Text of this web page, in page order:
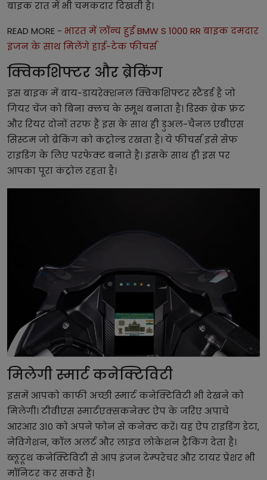
बाइक रात में भी चमकदार दिखती है।
READ MORE - भारत में लॉन्च हुई BMW S 1000 RR बाइक दमदार
इंजन के साथ मिलेंगे हाई-टेक फीचर्स
क्विकशिफ्टर और ब्रेकिंग
इस बाइक में बाय-डायरेक्शनल क्विकशिफ्टर स्टैंडर्ड है जो
गियर चेंज को बिना क्लच के स्मूथ बनाता है। डिस्क ब्रेक फ्रंट
और रियर दोनों तरफ हैं इस के साथ ही डुअल-चैनल एबीएस
सिस्टम जो ब्रेकिंग को कंट्रोल्ड रखता है। ये फीचर्स इसे सेफ
राइडिंग के लिए परफेक्ट बनाते है। इसके साथ ही इस पर
आपका पूरा कंट्रोल रहता है।
मिलेगी स्मार्ट कनेक्टिविटी
इसमें आपको काफी अच्छी स्मार्ट कनेक्टिविटी भी देखने को
मिलेगी। टीवीएस स्मार्टएक्सकनेक्ट ऐप के जरिए अपाचे
आरआर 310 को अपने फोन से कनेक्ट करें। यह ऐप राइडिंग डेटा,
नेविगेशन, कॉल अलर्ट और लाइव लोकेशन ट्रैकिंग देता है।
ब्लूटूथ कनेक्टिविटी से आप इंजन टेम्परेचर और टायर प्रेशर भी
मॉनिटर कर सकते हैं।